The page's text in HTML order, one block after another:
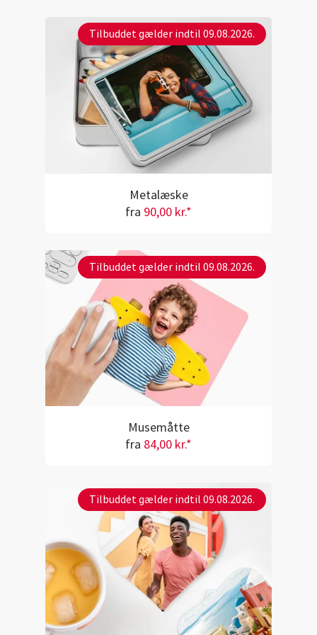
Tilbuddet gælder indtil 09.08.2026.
Metalæske
fra 90,00 kr.*
Tilbuddet gælder indtil 09.08.2026.
Musemåtte
fra 84,00 kr.*
Tilbuddet gælder indtil 09.08.2026.